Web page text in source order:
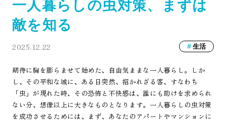
一人暮らしの虫対策、まずは
敵を知る
2025.12.22 生活
期待に胸を膨らませて始めた、自由気ままな一人暮らし。しか
し、その平和な城に、ある日突然、招かれざる客、すなわち
「虫」が現れた時、その恐怖と不快感は、誰にも助けを求められ
ない分、想像以上に大きなものとなります。一人暮らしの虫対策
を成功させるためには、まず、あなたのアパートやマンションに